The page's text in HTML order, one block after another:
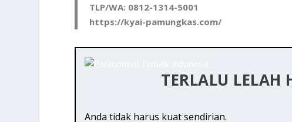
TLP/WA: 0812-1314-5001
https://kyai-pamungkas.com/
TERLALU LELAH
Anda tidak harus kuat sendirian.